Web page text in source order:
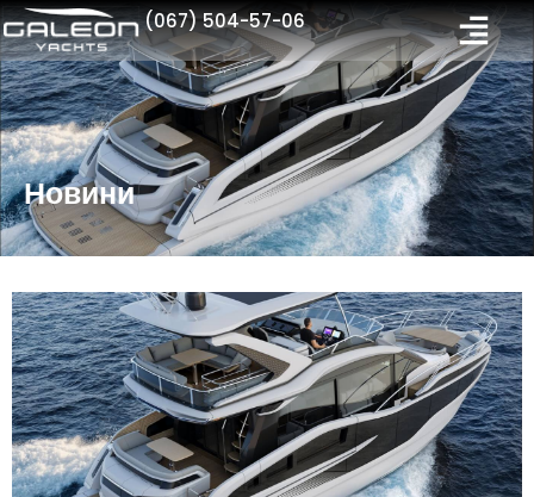
(067) 504-57-06
Новини